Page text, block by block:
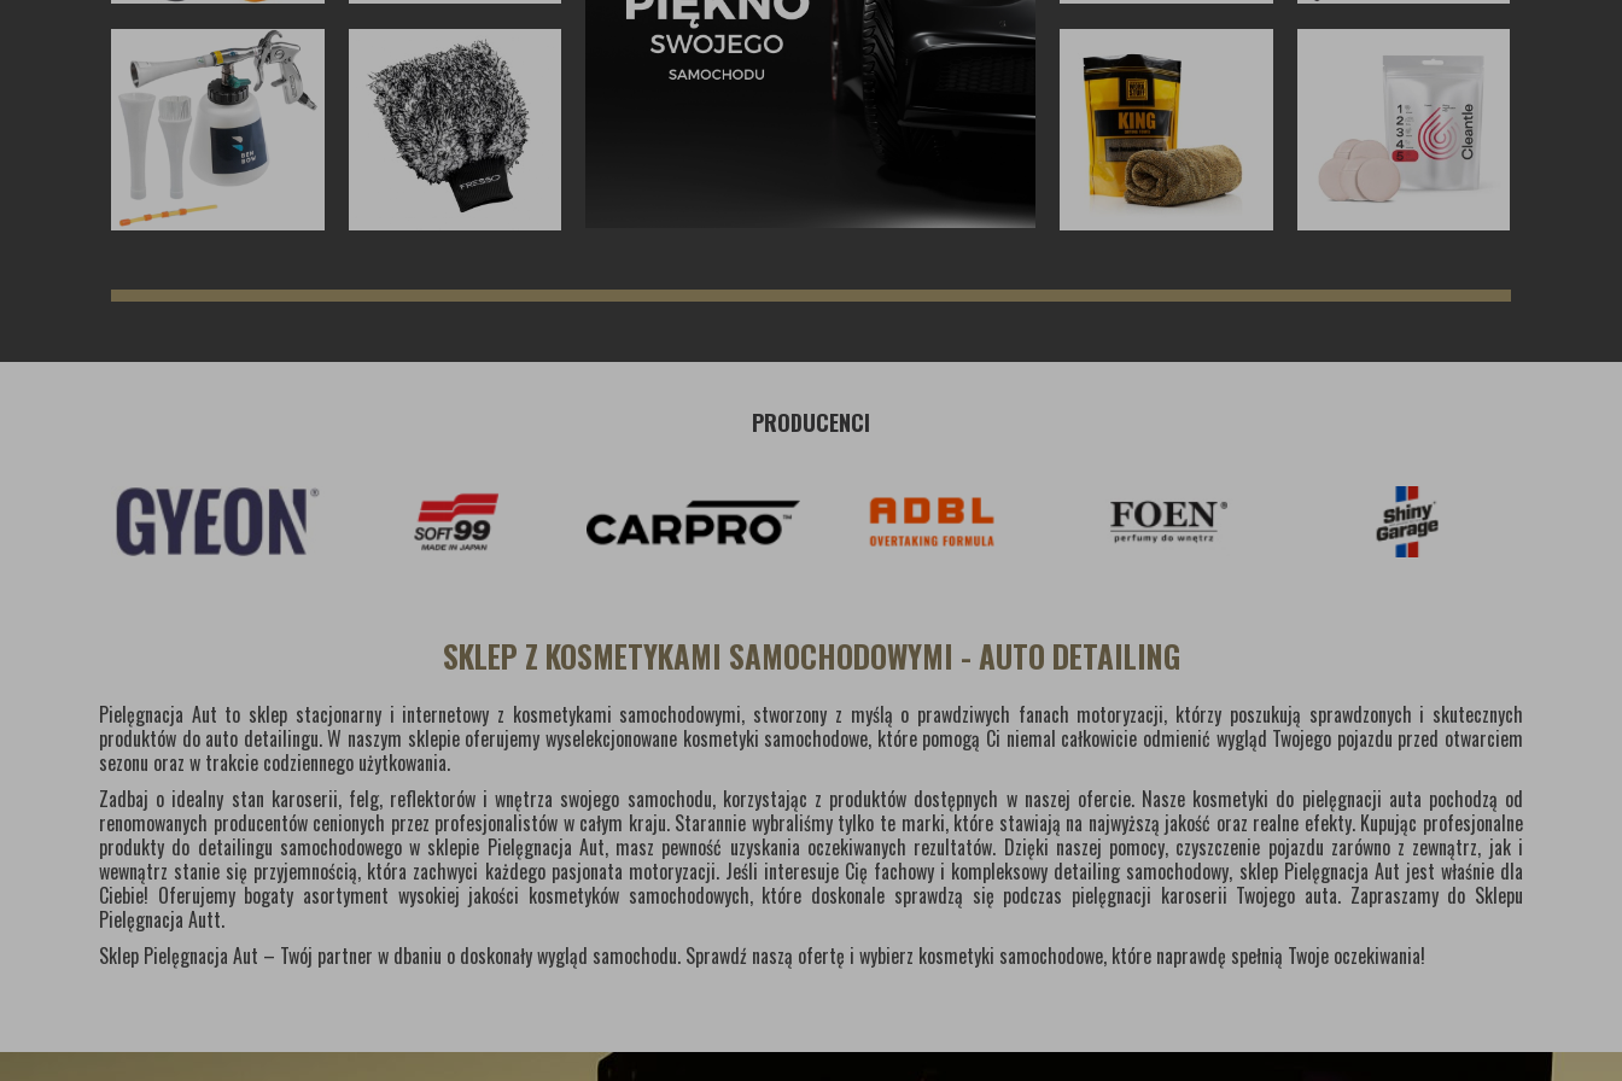
zł 319,00zł
ZOBACZ WIĘCEJ
zł34,99zł
ZOBACZ WIĘCEJ
zł109,90zł
ZOBACZ WIĘCEJ
zł40,00zł
ZOBACZ WIĘCEJ
PRODUCENCI
SKLEP Z KOSMETYKAMI SAMOCHODOWYMI - AUTO DETAILING
Pielęgnacja Aut to sklep stacjonarny i internetowy z kosmetykami samochodowymi, stworzony z myślą o prawdziwych fanach motoryzacji, którzy poszukują sprawdzonych i skutecznych
produktów do auto detailingu. W naszym sklepie oferujemy wyselekcjonowane kosmetyki samochodowe, które pomogą Ci niemal całkowicie odmienić wygląd Twojego pojazdu przed otwarciem
sezonu oraz w trakcie codziennego użytkowania.
Zadbaj o idealny stan karoserii, felg, reflektorów i wnętrza swojego samochodu, korzystając z produktów dostępnych w naszej ofercie. Nasze kosmetyki do pielęgnacji auta pochodzą od
renomowanych producentów cenionych przez profesjonalistów w całym kraju. Starannie wybraliśmy tylko te marki, które stawiają na najwyższą jakość oraz realne efekty. Kupując profesjonalne
produkty do detailingu samochodowego w sklepie Pielęgnacja Aut, masz pewność uzyskania oczekiwanych rezultatów. Dzięki naszej pomocy, czyszczenie pojazdu zarówno z zewnątrz, jak i
wewnątrz stanie się przyjemnością, która zachwyci każdego pasjonata motoryzacji. Jeśli interesuje Cię fachowy i kompleksowy detailing samochodowy, sklep Pielęgnacja Aut jest właśnie dla
Ciebie! Oferujemy bogaty asortyment wysokiej jakości kosmetyków samochodowych, które doskonale sprawdzą się podczas pielęgnacji karoserii Twojego auta. Zapraszamy do Sklepu
Pielęgnacja Autt.
Sklep Pielęgnacja Aut – Twój partner w dbaniu o doskonały wygląd samochodu. Sprawdź naszą ofertę i wybierz kosmetyki samochodowe, które naprawdę spełnią Twoje oczekiwania!